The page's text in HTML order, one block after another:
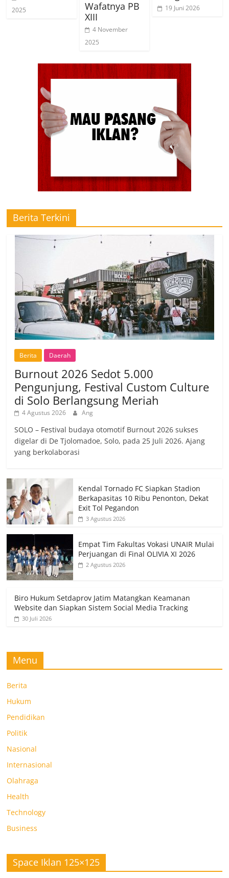
2025
Wafatnya PB
XIII
4 November
2025
19 Juni 2026
Berita Terkini
Berita Daerah
Burnout 2026 Sedot 5.000
Pengunjung, Festival Custom Culture
di Solo Berlangsung Meriah
4 Agustus 2026 Ang
SOLO – Festival budaya otomotif Burnout 2026 sukses
digelar di De Tjolomadoe, Solo, pada 25 Juli 2026. Ajang
yang berkolaborasi
Kendal Tornado FC Siapkan Stadion
Berkapasitas 10 Ribu Penonton, Dekat
Exit Tol Pegandon
3 Agustus 2026
Empat Tim Fakultas Vokasi UNAIR Mulai
Perjuangan di Final OLIVIA XI 2026
2 Agustus 2026
Biro Hukum Setdaprov Jatim Matangkan Keamanan
Website dan Siapkan Sistem Social Media Tracking
30 Juli 2026
Menu
Berita
Hukum
Pendidikan
Politik
Nasional
Internasional
Olahraga
Health
Technology
Business
Space Iklan 125×125